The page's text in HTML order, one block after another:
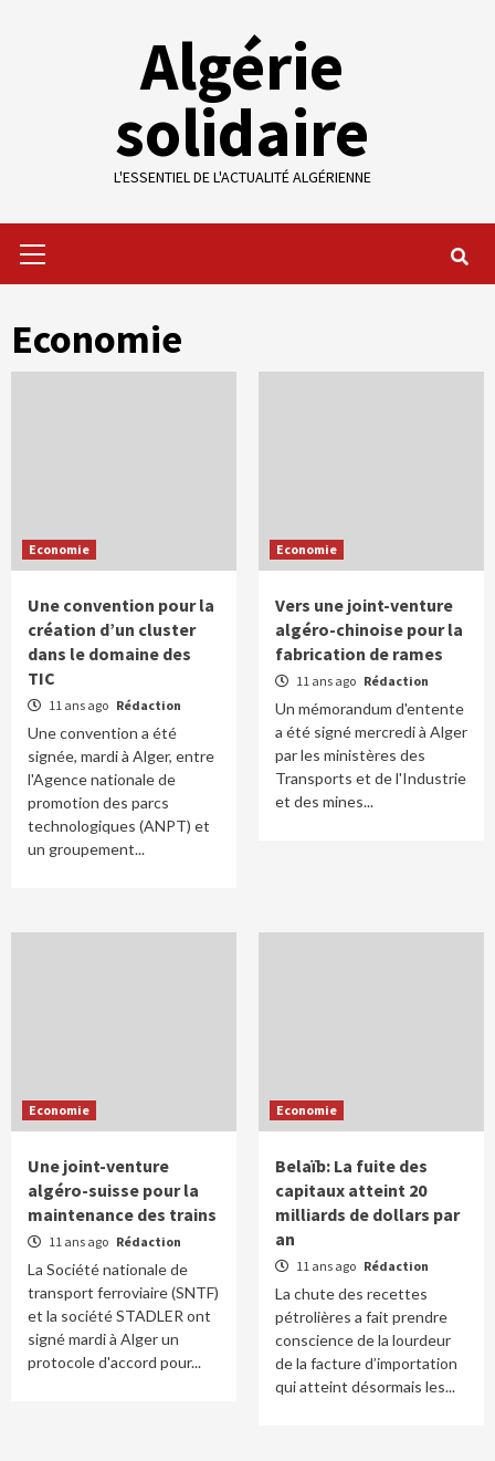
Algérie
solidaire
L'ESSENTIEL DE L'ACTUALITÉ ALGÉRIENNE
Menu
Economie
Economie
Une convention pour la
création d’un cluster
dans le domaine des
TIC
11 ans ago Rédaction
Une convention a été
signée, mardi à Alger, entre
l'Agence nationale de
promotion des parcs
technologiques (ANPT) et
un groupement...
Economie
Vers une joint-venture
algéro-chinoise pour la
fabrication de rames
11 ans ago Rédaction
Un mémorandum d'entente
a été signé mercredi à Alger
par les ministères des
Transports et de l'Industrie
et des mines...
Economie
Une joint-venture
algéro-suisse pour la
maintenance des trains
11 ans ago Rédaction
La Société nationale de
transport ferroviaire (SNTF)
et la société STADLER ont
signé mardi à Alger un
protocole d'accord pour...
Economie
Belaïb: La fuite des
capitaux atteint 20
milliards de dollars par
an
11 ans ago Rédaction
La chute des recettes
pétrolières a fait prendre
conscience de la lourdeur
de la facture d’importation
qui atteint désormais les...